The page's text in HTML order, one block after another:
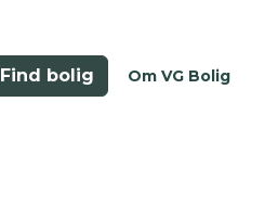
Find bolig Om VG Bolig